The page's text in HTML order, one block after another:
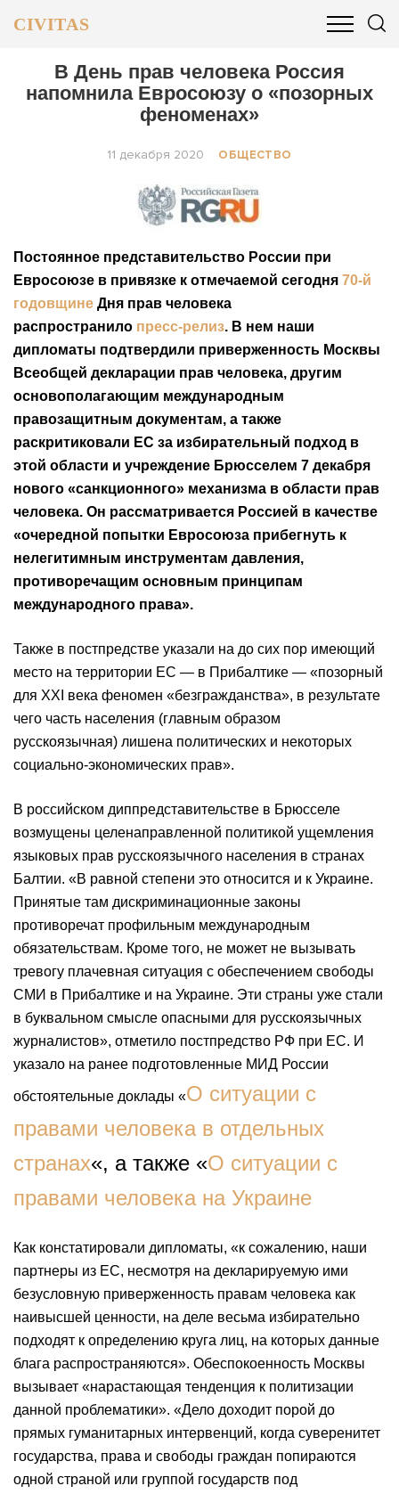
CIVITAS
ОБЩЕСТВО БИЗНЕС И ФИНАНСЫ
В День прав человека Россия
напомнила Евросоюзу о «позорных
феноменах»
11 декабря 2020 ОБЩЕСТВО
Постоянное представительство России при
Евросоюзе в привязке к отмечаемой сегодня 70-й
годовщине Дня прав человека
распространило пресс-релиз. В нем наши
дипломаты подтвердили приверженность Москвы
Всеобщей декларации прав человека, другим
основополагающим международным
правозащитным документам, а также
раскритиковали ЕС за избирательный подход в
этой области и учреждение Брюсселем 7 декабря
нового «санкционного» механизма в области прав
человека. Он рассматривается Россией в качестве
«очередной попытки Евросоюза прибегнуть к
нелегитимным инструментам давления,
противоречащим основным принципам
международного права».
Также в постпредстве указали на до сих пор имеющий
место на территории ЕС — в Прибалтике — «позорный
для XXI века феномен «безгражданства», в результате
чего часть населения (главным образом
русскоязычная) лишена политических и некоторых
социально-экономических прав».
В российском диппредставительстве в Брюсселе
возмущены целенаправленной политикой ущемления
языковых прав русскоязычного населения в странах
Балтии. «В равной степени это относится и к Украине.
Принятые там дискриминационные законы
противоречат профильным международным
обязательствам. Кроме того, не может не вызывать
тревогу плачевная ситуация с обеспечением свободы
СМИ в Прибалтике и на Украине. Эти страны уже стали
в буквальном смысле опасными для русскоязычных
журналистов», отметило постпредство РФ при ЕС. И
указало на ранее подготовленные МИД России
обстоятельные доклады «О ситуации с
правами человека в отдельных
странах«, а также «О ситуации с
правами человека на Украине
Как констатировали дипломаты, «к сожалению, наши
партнеры из ЕС, несмотря на декларируемую ими
безусловную приверженность правам человека как
наивысшей ценности, на деле весьма избирательно
подходят к определению круга лиц, на которых данные
блага распространяются». Обеспокоенность Москвы
вызывает «нарастающая тенденция к политизации
данной проблематики». «Дело доходит порой до
прямых гуманитарных интервенций, когда суверенитет
государства, права и свободы граждан попираются
одной страной или группой государств под